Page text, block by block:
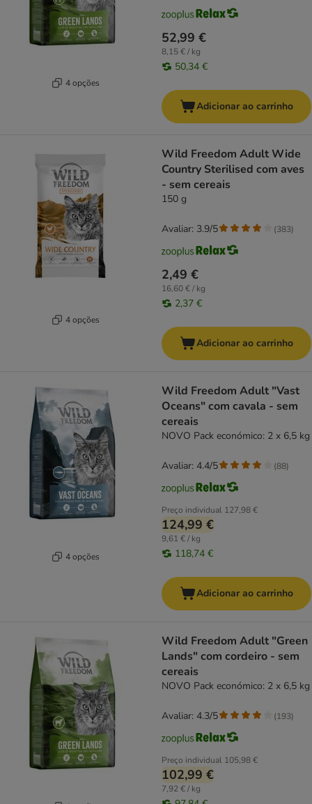
4 opções
52,99 €
8,15 € / kg
50,34 €
Adicionar ao carrinho
4 opções
Wild Freedom Adult Wide
Country Sterilised com aves
- sem cereais
150 g
2,49 €
16,60 € / kg
2,37 €
Avaliar: 3.9/5 (383)
Adicionar ao carrinho
4 opções
Wild Freedom Adult "Vast
Oceans" com cavala - sem
cereais
NOVO Pack económico: 2 x 6,5 kg
Preço individual 127,98 €
124,99 €
9,61 € / kg
118,74 €
Avaliar: 4.4/5 (88)
Adicionar ao carrinho
Wild Freedom Adult "Green
Lands" com cordeiro - sem
cereais
NOVO Pack económico: 2 x 6,5 kg
Preço individual 105,98 €
102,99 €
7,92 € / kg
Avaliar: 4.3/5 (193)